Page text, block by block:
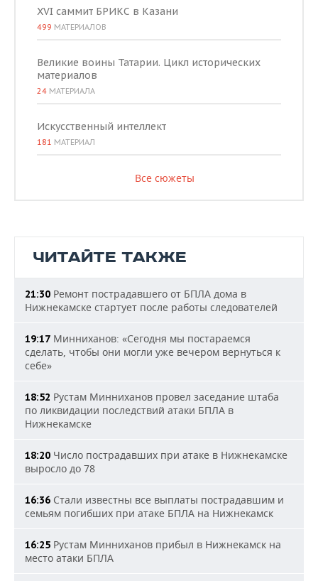
XVI саммит БРИКС в Казани
499 МАТЕРИАЛОВ
Великие воины Татарии. Цикл исторических
материалов
24 МАТЕРИАЛА
Искусственный интеллект
181 МАТЕРИАЛ
Все сюжеты
ЧИТАЙТЕ ТАКЖЕ
21:30 Ремонт пострадавшего от БПЛА дома в
Нижнекамске стартует после работы следователей
19:17 Минниханов: «Сегодня мы постараемся
сделать, чтобы они могли уже вечером вернуться к
себе»
18:52 Рустам Минниханов провел заседание штаба
по ликвидации последствий атаки БПЛА в
Нижнекамске
18:20 Число пострадавших при атаке в Нижнекамске
выросло до 78
16:36 Стали известны все выплаты пострадавшим и
семьям погибших при атаке БПЛА на Нижнекамск
16:25 Рустам Минниханов прибыл в Нижнекамск на
место атаки БПЛА